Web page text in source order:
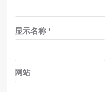
显示名称 *
网站